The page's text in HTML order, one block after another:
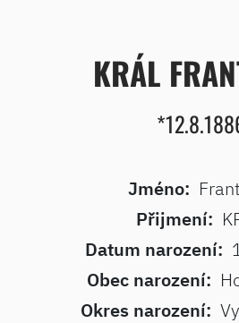
KRÁL
Jméno:
Přijmení:
Datum narození:
Obec narození:
Okres narození: